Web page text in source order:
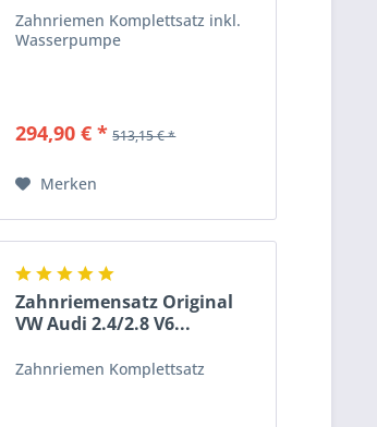
Zahnriemen Komplettsatz inkl.
Wasserpumpe
294,90 € * 513,15 € *
Merken
Zahnriemensatz Original
VW Audi 2.4/2.8 V6...
Zahnriemen Komplettsatz